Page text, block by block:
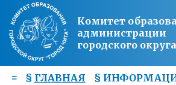
Комитет
администрации
городского
≡ § ГЛАВНАЯ §